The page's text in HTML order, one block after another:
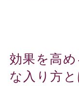
効果を高
な入り方